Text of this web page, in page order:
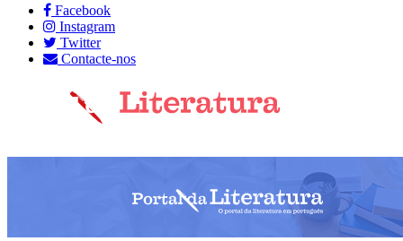
Facebook
Instagram
Twitter
Contacte-nos